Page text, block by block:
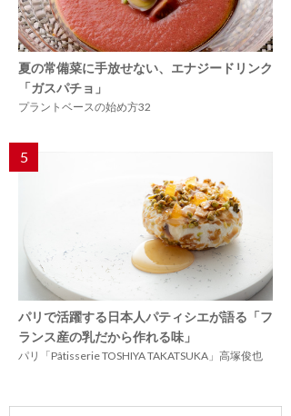
夏の常備菜に手放せない、エナジードリンク
「ガスパチョ」
プラントベースの始め方32
5
パリで活躍する日本人パティシエが語る「フ
ランス産の乳だから作れる味」
パリ「Pâtisserie TOSHIYA TAKATSUKA」高塚俊也